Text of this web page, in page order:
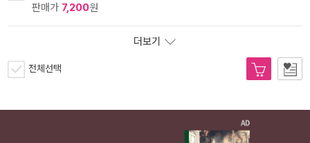
판매가 7,200원
더보기
전체선택